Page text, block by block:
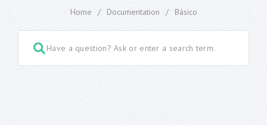
Home / Documentation / Básico